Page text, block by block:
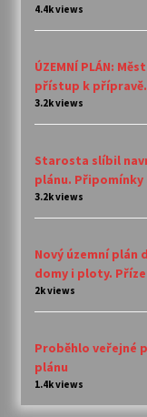
4.4k views
ÚZEMNÍ PLÁN:
přístup k
3.2k views
Starosta slíbil
plánu.
3.2k views
Nový územní
domy i ploty.
2k views
Proběhlo veřejné
plánu
1.4k views